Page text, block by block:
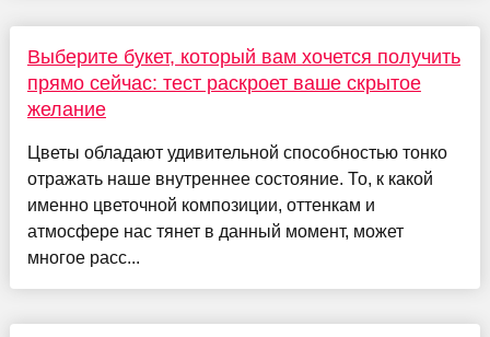
Выберите букет, который вам хочется получить
прямо сейчас: тест раскроет ваше скрытое
желание
Цветы обладают удивительной способностью тонко
отражать наше внутреннее состояние. То, к какой
именно цветочной композиции, оттенкам и
атмосфере нас тянет в данный момент, может
многое расс...